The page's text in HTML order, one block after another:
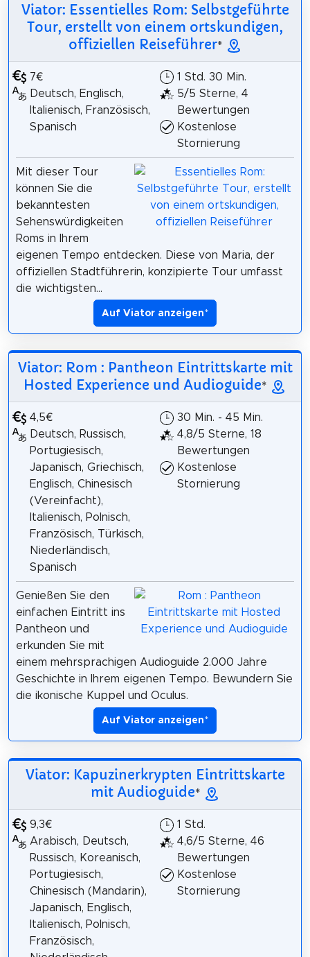
Viator: Essentielles Rom: Selbstgeführte
Tour, erstellt von einem ortskundigen,
offiziellen Reiseführer*
7€
Deutsch, Englisch,
Italienisch, Französisch,
Spanisch
1 Std. 30 Min.
5/5 Sterne, 4
Bewertungen
Kostenlose
Stornierung
Mit dieser Tour
können Sie die
bekanntesten
Sehenswürdigkeiten
Roms in Ihrem
eigenen Tempo entdecken. Diese von Maria, der
offiziellen Stadtführerin, konzipierte Tour umfasst
die wichtigsten...
Auf Viator anzeigen*
Viator: Rom : Pantheon Eintrittskarte mit
Hosted Experience und Audioguide*
4,5€
Deutsch, Russisch,
Portugiesisch,
Japanisch, Griechisch,
Englisch, Chinesisch
(Vereinfacht),
Italienisch, Polnisch,
Französisch, Türkisch,
Niederländisch,
Spanisch
30 Min. - 45 Min.
4,8/5 Sterne, 18
Bewertungen
Kostenlose
Stornierung
Genießen Sie den
einfachen Eintritt ins
Pantheon und
erkunden Sie mit
einem mehrsprachigen Audioguide 2.000 Jahre
Geschichte in Ihrem eigenen Tempo. Bewundern Sie
die ikonische Kuppel und Oculus.
Auf Viator anzeigen*
Viator: Kapuzinerkrypten Eintrittskarte
mit Audioguide*
9,3€
Arabisch, Deutsch,
Russisch, Koreanisch,
Portugiesisch,
Chinesisch (Mandarin),
Japanisch, Englisch,
Italienisch, Polnisch,
Französisch,
1 Std.
4,6/5 Sterne, 46
Bewertungen
Kostenlose
Stornierung